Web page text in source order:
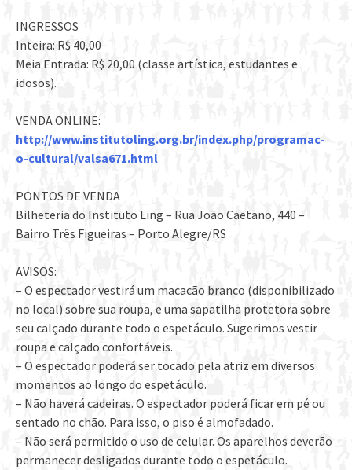
INGRESSOS
Inteira: R$ 40,00
Meia Entrada: R$ 20,00 (classe artística, estudantes e
idosos).
VENDA ONLINE:
http://www.institutoling.org.br/index.php/programac-
o-cultural/valsa671.html
PONTOS DE VENDA
Bilheteria do Instituto Ling – Rua João Caetano, 440 –
Bairro Três Figueiras – Porto Alegre/RS
AVISOS:
– O espectador vestirá um macacão branco (disponibilizado
no local) sobre sua roupa, e uma sapatilha protetora sobre
seu calçado durante todo o espetáculo. Sugerimos vestir
roupa e calçado confortáveis.
– O espectador poderá ser tocado pela atriz em diversos
momentos ao longo do espetáculo.
– Não haverá cadeiras. O espectador poderá ficar em pé ou
sentado no chão. Para isso, o piso é almofadado.
– Não será permitido o uso de celular. Os aparelhos deverão
permanecer desligados durante todo o espetáculo.